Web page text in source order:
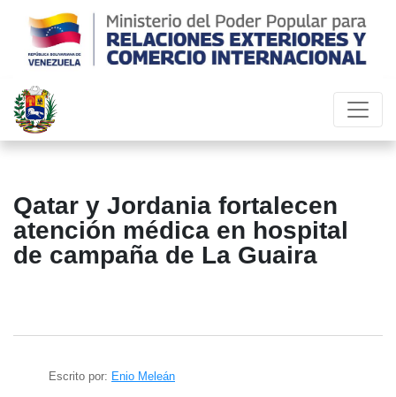
Qatar y Jordania fortalecen
atención médica en hospital
de campaña de La Guaira
Escrito por: Enio Meleán